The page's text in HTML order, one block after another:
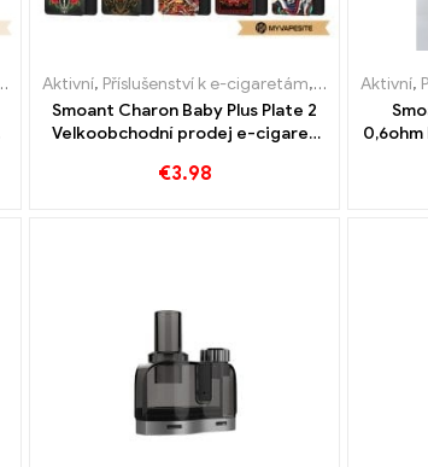
VýparníkAktivní, Příslušenství k e-cigaretám, Výparník
Smoant Charon Baby Plus Plate 2
Velkoobchodní prodej e-cigaret
€3.98
Aktivní,